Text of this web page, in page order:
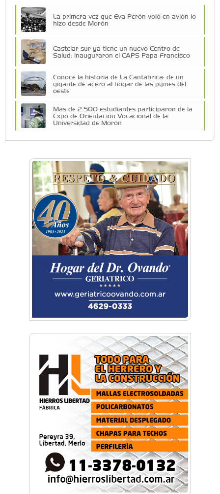
La primera vez que Eva Perón voló en avión lo
hizo desde Morón
Castelar sur ya tiene un nuevo Centro de
Salud: inauguraron el CAPS Papa Francisco
Conocé la historia de La Cantábrica: de un
gigante de acero al hogar de las pymes del
oeste
Más de 2.500 estudiantes participaron de la
Expo de Orientación Vocacional de la
Universidad de Morón
De Castelar a Júpiter: Conocé la historia del
vecino que mapeó la luna hacia la que viaja
Castelar Digital
Dr. Omar Battilana: casi cuatro décadas de
odontología en Castelar con una premisa que
no cambió
Emiliano Brancciari inauguró "El Banquito de
Norita", el nuevo ciclo cultural de la Casa
Museo Nora Cortiñas
No funcionará el Ferrocarril Sarmiento por
cuatro días
¡Sí, prometo! Miles de estudiantes de Morón
prometieron lealtad a la bandera
Empresas, emprendedores y cultura se
reunieron en Expo Morón Se Muestra
Empezá a estudiar en agosto: la Universidad
de Morón abrió las inscripciones para el
segundo cuatrimestre